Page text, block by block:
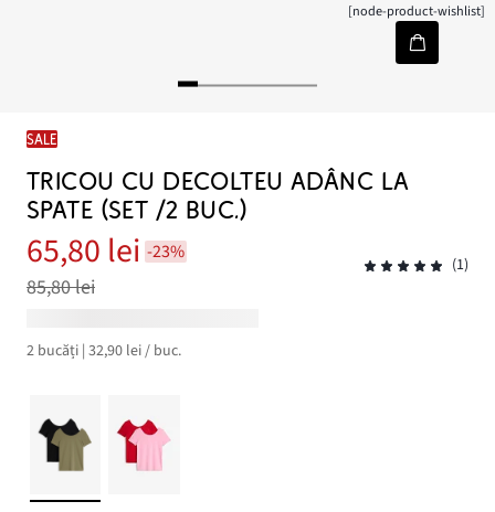
[node-product-wishlist]
SALE
TRICOU CU DECOLTEU ADÂNC LA
SPATE (SET /2 BUC.)
65,80 lei -23%
85,80 lei
(1)
2 bucăți | 32,90 lei / buc.